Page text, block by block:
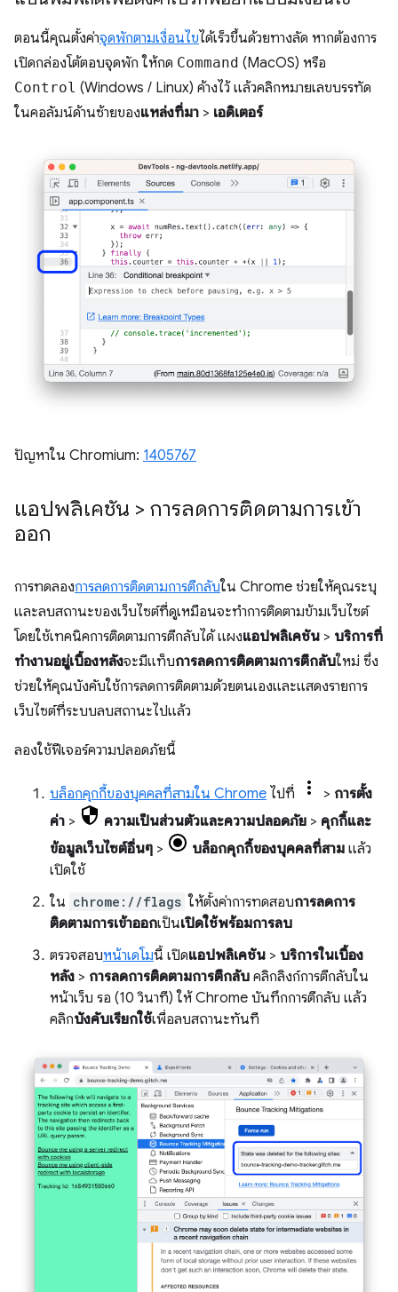
ตอนนี้คุณตั้งค่าจุดพักตามเงื่อนไขได้เร็วขึ้นด้วยทางลัด หากต้องการ
เปิดกล่องโต้ตอบจุดพัก ให้กด Command (MacOS) หรือ
Control (Windows / Linux) ค้างไว้ แล้วคลิกหมายเลขบรรทัด
ในคอลัมน์ด้านซ้ายของแหล่งที่มา > เอดิเตอร์
ปัญหาใน Chromium: 1405767
แอปพลิเคชัน > การลดการติดตามการเข้า
ออก
การทดลองการลดการติดตามการตีกลับใน Chrome ช่วยให้คุณระบุ
และลบสถานะของเว็บไซต์ที่ดูเหมือนจะทำการติดตามข้ามเว็บไซต์
โดยใช้เทคนิคการติดตามการตีกลับได้ แผงแอปพลิเคชัน > บริการที่
ทำงานอยู่เบื้องหลังจะมีแท็บการลดการติดตามการตีกลับใหม่ ซึ่ง
ช่วยให้คุณบังคับใช้การลดการติดตามด้วยตนเองและแสดงรายการ
เว็บไซต์ที่ระบบลบสถานะไปแล้ว
ลองใช้ฟีเจอร์ความปลอดภัยนี้
บล็อกคุกกี้ของบุคคลที่สามใน Chrome ไปที่ > การตั้ง
ค่า > ความเป็นส่วนตัวและความปลอดภัย > คุกกี้และ
ข้อมูลเว็บไซต์อื่นๆ > บล็อกคุกกี้ของบุคคลที่สาม แล้ว
เปิดใช้
ใน chrome://flags ให้ตั้งค่าการทดสอบการลดการ
ติดตามการเข้าออกเป็นเปิดใช้พร้อมการลบ
ตรวจสอบหน้าเดโมนี้ เปิดแอปพลิเคชัน > บริการในเบื้อง
หลัง > การลดการติดตามการตีกลับ คลิกลิงก์การตีกลับใน
หน้าเว็บ รอ (10 วินาที) ให้ Chrome บันทึกการตีกลับ แล้ว
คลิกบังคับเรียกใช้เพื่อลบสถานะทันที